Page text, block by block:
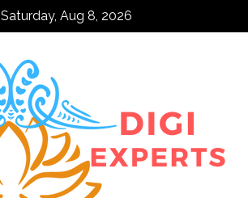
Saturday, Aug 8, 2026